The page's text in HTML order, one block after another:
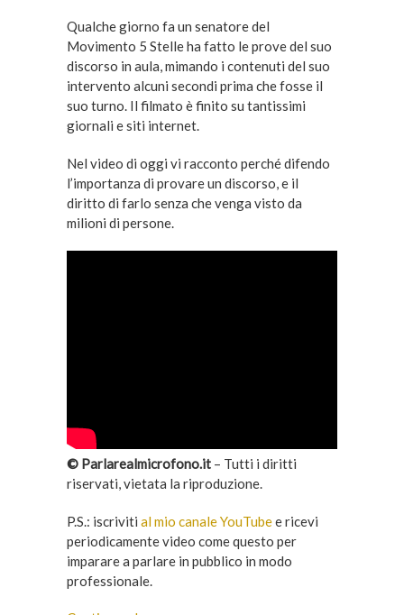
Qualche giorno fa un senatore del
Movimento 5 Stelle ha fatto le prove del suo
discorso in aula, mimando i contenuti del suo
intervento alcuni secondi prima che fosse il
suo turno. Il filmato è finito su tantissimi
giornali e siti internet.
Nel video di oggi vi racconto perché difendo
l’importanza di provare un discorso, e il
diritto di farlo senza che venga visto da
milioni di persone.
© Parlarealmicrofono.it– Tutti i diritti
riservati, vietata la riproduzione.
P.S.: iscriviti al mio canale YouTubee ricevi
periodicamente video come questo per
imparare a parlare in pubblico in modo
professionale.